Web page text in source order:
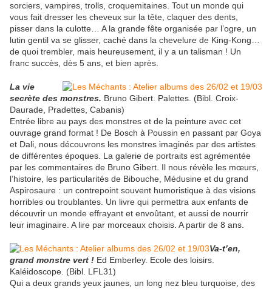
sorciers, vampires, trolls, croquemitaines. Tout un monde qui
vous fait dresser les cheveux sur la tête, claquer des dents,
pisser dans la culotte… A la grande fête organisée par l’ogre, un
lutin gentil va se glisser, caché dans la chevelure de King-Kong…
de quoi trembler, mais heureusement, il y a un talisman ! Un
franc succès, dès 5 ans, et bien après.
La vie
secrète des monstres. Bruno Gibert. Palettes. (Bibl. Croix-
Daurade, Pradettes, Cabanis)
Entrée libre au pays des monstres et de la peinture avec cet
ouvrage grand format ! De Bosch à Poussin en passant par Goya
et Dali, nous découvrons les monstres imaginés par des artistes
de différentes époques. La galerie de portraits est agrémentée
par les commentaires de Bruno Gibert. Il nous révèle les mœurs,
l’histoire, les particularités de Bibouche, Médusine et du grand
Aspirosaure : un contrepoint souvent humoristique à des visions
horribles ou troublantes. Un livre qui permettra aux enfants de
découvrir un monde effrayant et envoûtant, et aussi de nourrir
leur imaginaire. A lire par morceaux choisis. A partir de 8 ans.
Va-t’en,
grand monstre vert ! Ed Emberley. Ecole des loisirs.
Kaléidoscope. (Bibl. LFL31)
Qui a deux grands yeux jaunes, un long nez bleu turquoise, des